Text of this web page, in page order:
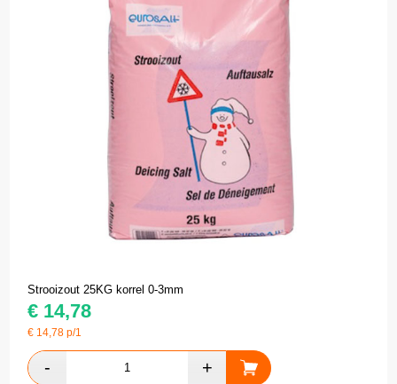
Strooizout 25KG korrel 0-3mm
€ 14,78
€ 14,78 p/1